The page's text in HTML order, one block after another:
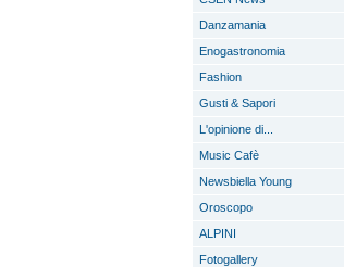
Danzamania
Enogastronomia
Fashion
Gusti & Sapori
L'opinione di...
Music Cafè
Newsbiella Young
Oroscopo
ALPINI
Fotogallery